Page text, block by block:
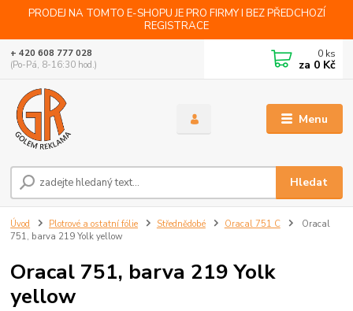
PRODEJ NA TOMTO E-SHOPU JE PRO FIRMY I BEZ PŘEDCHOZÍ
REGISTRACE
Menu
Hledat
+ 420 608 777 028
(Po-Pá, 8-16:30 hod.)
0 ks
za 0 Kč
Úvod Plotrové a ostatní fólie Střednědobé Oracal 751 C
Oracal
751, barva 219 Yolk yellow
Oracal 751, barva 219 Yolk
yellow